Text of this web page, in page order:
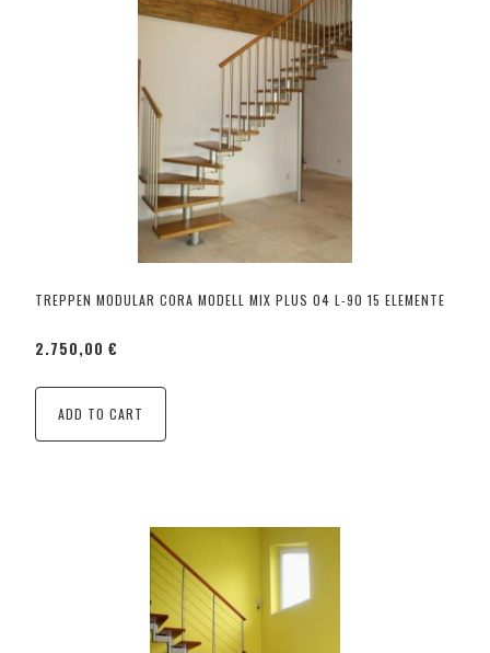
TREPPEN MODULAR CORA MODELL MIX PLUS 04 L-90 15 ELEMENTE
2.750,00 €
ADD TO CART